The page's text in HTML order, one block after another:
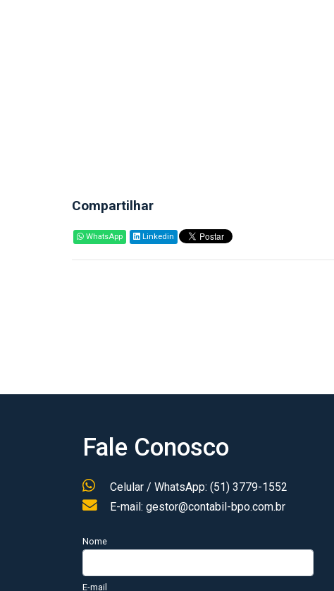
Compartilhar
WhatsApp Linkedin
Fale Conosco
Celular / WhatsApp: (51) 3779-1552
E-mail: gestor@contabil-bpo.com.br
Nome
E-mail